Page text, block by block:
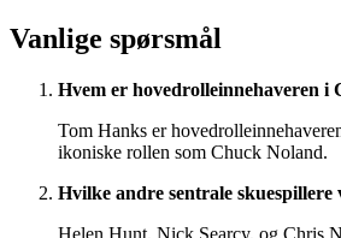
Vanlige spørsmål
Hvem er hovedrolleinnehaveren i
Tom Hanks er
ikoniske rollen som Chuck Noland.
Hvilke andre sentrale skuespillere
Helen Hunt, Nick Searcy, og Chris